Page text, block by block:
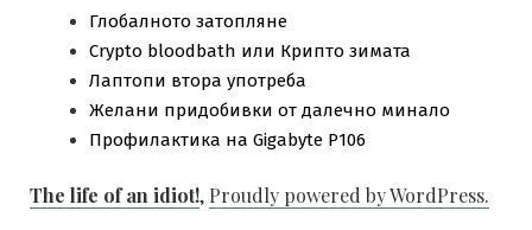
Глобалното затопляне
Crypto bloodbath или Крипто зимата
Лаптопи втора употреба
Желани придобивки от далечно минало
Профилактика на Gigabyte P106
The life of an idiot!, Proudly powered by WordPress.